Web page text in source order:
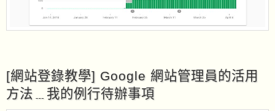
[網站登錄教學] Google 網站管理員的活用
方法﹍我的例行待辦事項